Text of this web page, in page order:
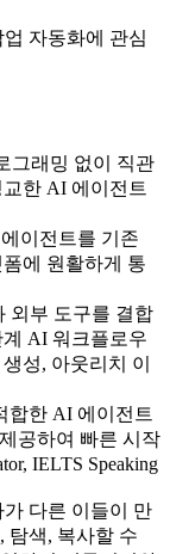
자동화에 관심
그래밍 없이 직관
한 AI 에이전트
이전트를 기존
에 원활하게 통
외부 도구를 결합
AI 워크플로우
성, 아웃리치 이
합한 AI 에이전트
공하여 빠른 시작
IELTS Speaking
가 다른 이들이 만
탐색, 복사할 수